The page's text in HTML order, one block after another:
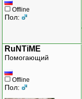
Offline
Пол:
RuNTiME
Помогающий
Offline
Пол: